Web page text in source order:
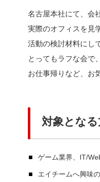
名古屋本社にて、会
実際のオフィスを見
活動の検討材料にし
とってもラフな会で
お仕事帰りなど、お
対象とな
ゲーム業界、IT/
エイチームへ興味